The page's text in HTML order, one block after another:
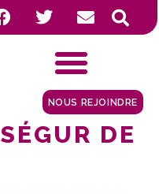
NOUS REJOINDRE
SÉGUR DE